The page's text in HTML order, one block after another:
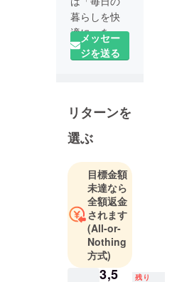
暮らしを快
適に」を
キーワード
にメイドイ
発していま
MAGE de
ジェクトで
は伝統と最
新の技術を
組み合わせ
て、環境と
人にやさし
い美容品を
メッセー
ジを送る
リターンを
選ぶ
目標金額
未達なら
全額返金
されます
(All-or-
Nothing
方式)
3,5 残り